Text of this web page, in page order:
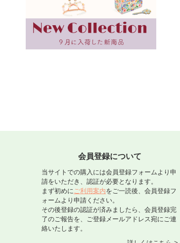
会員登録について
当サイトでの購入には会員登録フォームより申
請をいただき、認証が必要となります。
まず初めに ご利用案内をご一読後、会員登録フ
ォームより申請ください。
その後登録の認証が済みましたら、会員登録完
了のご報告を、ご登録メールアドレス宛にご連
絡いたします。